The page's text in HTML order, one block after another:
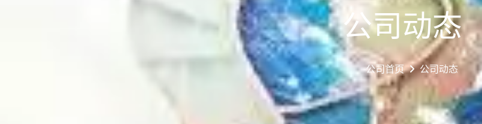
公司动态
公司首页 公司动态